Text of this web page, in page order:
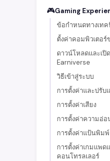
🎮Gaming
ข้อกำหนดทางเท
ตั้งค่าคอมพิวเตอร์
ดาวน์โหลดและเปิ
Earniverse
วิธีเข้าสู่ระบบ
การตั้งค่าและปรับ
การตั้งค่าเสียง
การตั้งค่าความอ่อ
การตั้งค่าแป้นพิมพ์
การตั้งค่าเกมแพด
คอนโทรลเลอร์